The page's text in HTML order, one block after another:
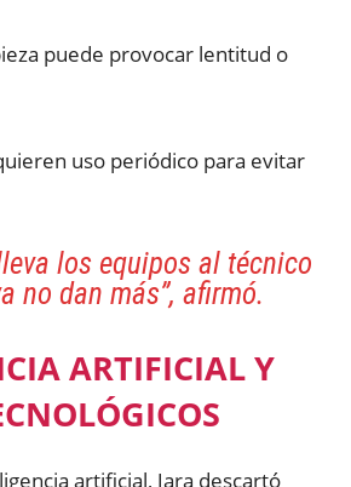
puede provocar lentitud o
uso periódico para evitar
los equipos al técnico
no dan más”, afirmó.
ARTIFICIAL Y
artificial, Jara descartó